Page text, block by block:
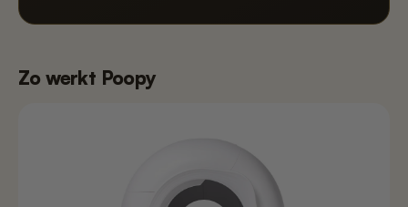
Zo werkt Poopy